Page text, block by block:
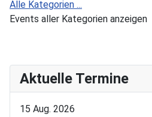
Alle Kategorien ...
Events aller Kategorien anzeigen
Aktuelle Termine
15 Aug. 2026